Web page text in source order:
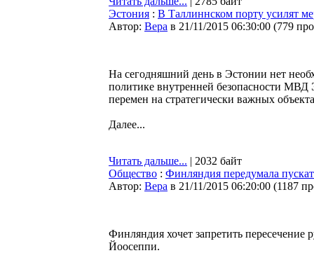
Эстония : В Таллиннском порту усилят
Автор: Bepa в 21/11/2015 06:30:00 (779
На сегодняшний день в Эстонии нет
политике внутренней безопасности
перемен на стратегически важных
Далее...
Читать дальше... | 2032 байт
Общество : Финляндия передумала
Автор: Bepa в 21/11/2015 06:20:00 (1187
Финляндия хочет запретить
Йоосеппи.